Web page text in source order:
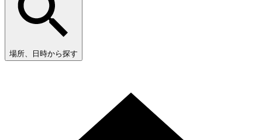
場所、日時から探す